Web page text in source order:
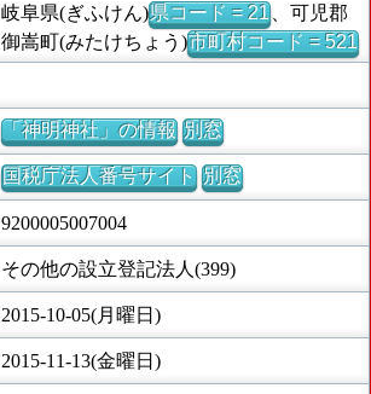
岐阜県(ぎふけん)県コード = 21、可児郡
御嵩町(みたけちょう)市町村コード = 521
「神明神社」の情報 別窓
国税庁法人番号サイト 別窓
9200005007004
その他の設立登記法人(399)
2015-10-05(月曜日)
2015-11-13(金曜日)